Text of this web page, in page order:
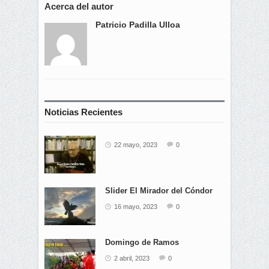
Acerca del autor
Patricio Padilla Ulloa
Noticias Recientes
22 mayo, 2023 0
Slider El Mirador del Cóndor
16 mayo, 2023 0
Domingo de Ramos
2 abril, 2023 0